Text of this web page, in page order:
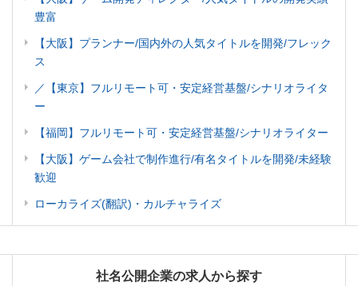
豊富
【大阪】プランナー/国内外の人気タイトルを開発/フレック
ス
／【東京】フルリモート可・安定経営基盤/シナリオライタ
ー
【福岡】フルリモート可・安定経営基盤/シナリオライター
【大阪】ゲーム会社で制作進行/有名タイトルを開発/未経験
歓迎
ローカライズ(翻訳)・カルチャライズ
社名公開企業の求人から探す